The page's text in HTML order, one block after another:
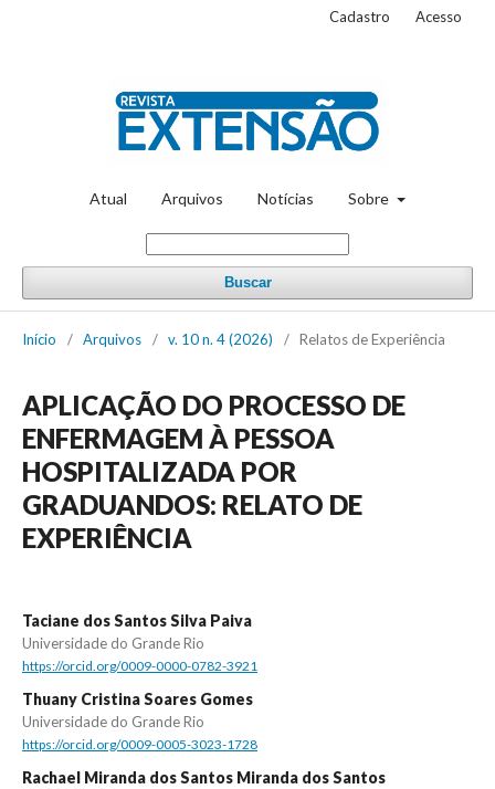
Atual Arquivos Notícias Sobre
Buscar
Cadastro Acesso
Início / Arquivos / v. 10 n. 4 (2026) / Relatos de Experiência
APLICAÇÃO DO PROCESSO DE
ENFERMAGEM À PESSOA
HOSPITALIZADA POR
GRADUANDOS: RELATO DE
EXPERIÊNCIA
Taciane dos Santos Silva Paiva
Universidade do Grande Rio
https://orcid.org/0009-0000-0782-3921
Thuany Cristina Soares Gomes
Universidade do Grande Rio
https://orcid.org/0009-0005-3023-1728
Rachael Miranda dos Santos Miranda dos Santos